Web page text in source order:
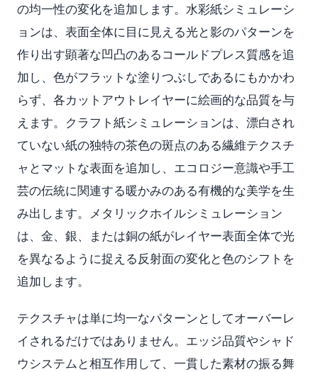
の均一性の変化を追加します。水彩紙シミュレーシ
ョンは、表面全体に目に見える光と影のパターンを
作り出す顕著な凹凸のあるコールドプレス質感を追
加し、色がフラットな塗りつぶしであるにもかかわ
らず、各カットアウトレイヤーに絵画的な品質を与
えます。クラフト紙シミュレーションは、漂白され
ていない紙の独特の茶色の斑点のある繊維テクスチ
ャとマットな表面を追加し、エコロジー意識や手工
芸の伝統に関連する暖かみのある有機的な美学を生
み出します。メタリックホイルシミュレーション
は、金、銀、または銅の紙がレイヤー表面全体で光
を異なるように捉える反射面の変化と色のシフトを
追加します。
テクスチャは単に均一なパターンとしてオーバーレ
イされるだけではありません。エッジ品質やシャド
ウシステムと相互作用して、一貫した素材の振る舞